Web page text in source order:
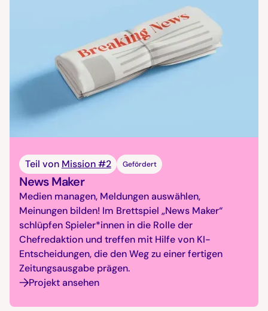
Teil von Mission #2 Gefördert
News Maker
Medien managen, Meldungen auswählen,
Meinungen bilden! Im Brettspiel „News Maker“
schlüpfen Spieler*innen in die Rolle der
Chefredaktion und treffen mit Hilfe von KI-
Entscheidungen, die den Weg zu einer fertigen
Zeitungsausgabe prägen.
Projekt ansehen